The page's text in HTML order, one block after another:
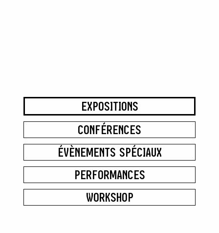
EXPOSITIONS
CONFÉRENCES
ÉVÈNEMENTS SPÉCIAUX
PERFORMANCES
WORKSHOP